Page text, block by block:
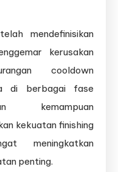
mendefinisikan
kerusakan
cooldown
di berbagai fase
kemampuan
kekuatan finishing
meningkatkan
penting.